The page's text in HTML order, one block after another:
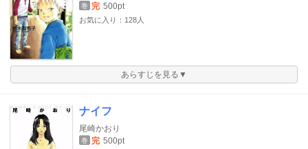
巻 完 500pt
お気に入り：128人
あらすじを見る▼
ナイフ
尾崎かおり
巻 完 500pt